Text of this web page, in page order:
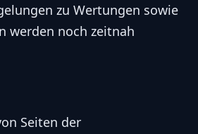
zu Wertungen sowie
werden noch zeitnah
Seiten der